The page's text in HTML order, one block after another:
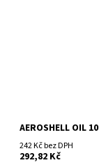
AEROSHELL OIL
242 Kč bez DPH
292,82 Kč